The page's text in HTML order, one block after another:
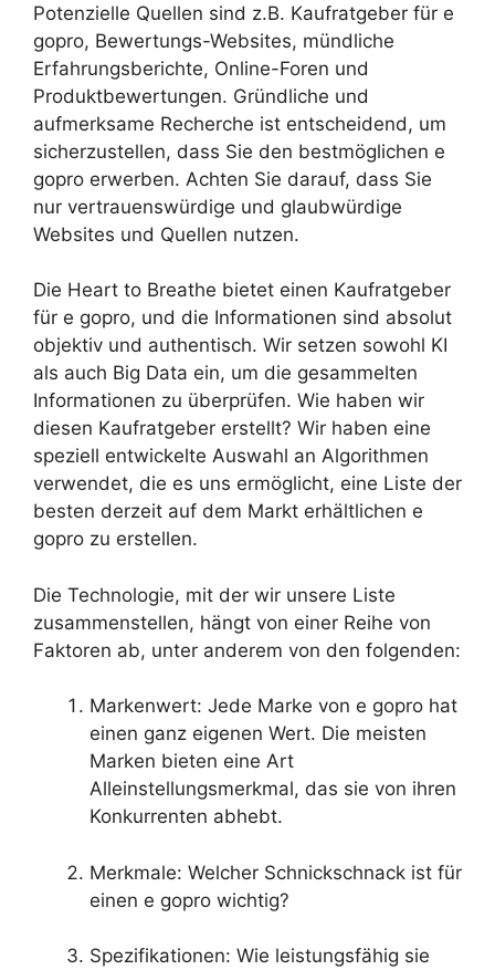
Potenzielle Quellen sind z.B. Kaufratgeber für e
gopro, Bewertungs-Websites, mündliche
Erfahrungsberichte, Online-Foren und
Produktbewertungen. Gründliche und
aufmerksame Recherche ist entscheidend, um
sicherzustellen, dass Sie den bestmöglichen e
gopro erwerben. Achten Sie darauf, dass Sie
nur vertrauenswürdige und glaubwürdige
Websites und Quellen nutzen.
Die Heart to Breathe bietet einen Kaufratgeber
für e gopro, und die Informationen sind absolut
objektiv und authentisch. Wir setzen sowohl KI
als auch Big Data ein, um die gesammelten
Informationen zu überprüfen. Wie haben wir
diesen Kaufratgeber erstellt? Wir haben eine
speziell entwickelte Auswahl an Algorithmen
verwendet, die es uns ermöglicht, eine Liste der
besten derzeit auf dem Markt erhältlichen e
gopro zu erstellen.
Die Technologie, mit der wir unsere Liste
zusammenstellen, hängt von einer Reihe von
Faktoren ab, unter anderem von den folgenden:
Markenwert: Jede Marke von e gopro hat
einen ganz eigenen Wert. Die meisten
Marken bieten eine Art
Alleinstellungsmerkmal, das sie von ihren
Konkurrenten abhebt.
Merkmale: Welcher Schnickschnack ist für
einen e gopro wichtig?
Spezifikationen: Wie leistungsfähig sie